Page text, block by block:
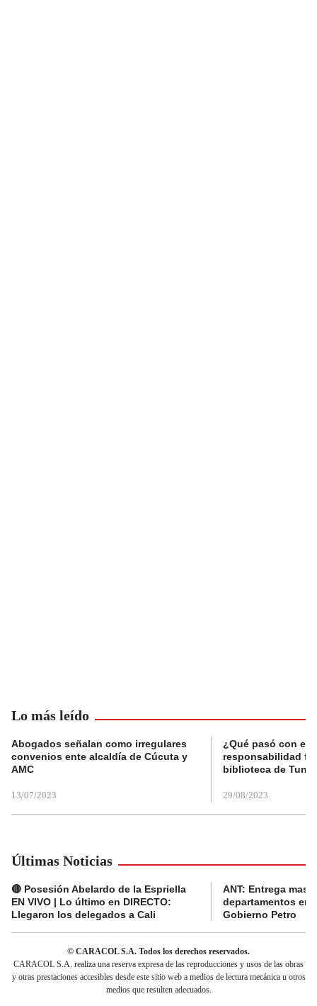
Lo más leído
Abogados señalan como irregulares
convenios ente alcaldía de Cúcuta y
AMC
13/07/2023
¿Qué pasó con el
responsabilidad
biblioteca de
29/08/2023
Últimas Noticias
🔴 Posesión Abelardo de la Espriella
EN VIVO | Lo último en DIRECTO:
Llegaron los delegados a Cali
ANT: Entrega
departamentos en
Gobierno Petro
© CARACOL S.A. Todos los derechos reservados.
CARACOL S.A. realiza una reserva expresa de las reproducciones y usos de las obras
y otras prestaciones accesibles desde este sitio web a medios de lectura mecánica u otros
medios que resulten adecuados.